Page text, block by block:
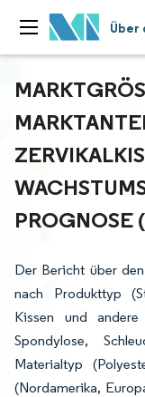
Über
ROGNOSE
Der Bericht über
nach Produkttyp
Kissen und andere
Spondylose,
Materialtyp
(Nordamerika,